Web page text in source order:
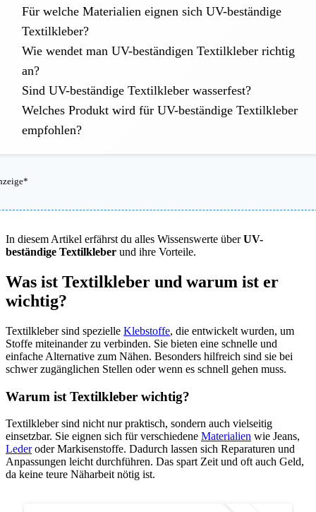
Für welche Materialien eignen sich UV-beständige
Textilkleber?
Wie wendet man UV-beständigen Textilkleber richtig
an?
Sind UV-beständige Textilkleber wasserfest?
Welches Produkt wird für UV-beständige Textilkleber
empfohlen?
In diesem Artikel erfährst du alles Wissenswerte überUV-
beständige Textilkleber und ihre Vorteile.
Was ist Textilkleber und warum ist er
wichtig?
Textilkleber sind spezielle Klebstoffe, die entwickelt wurden, um
Stoffe miteinander zu verbinden. Sie bieten eine schnelle und
einfache Alternative zum Nähen. Besonders hilfreich sind sie bei
schwer zugänglichen Stellen oder wenn es schnell gehen muss.
Warum ist Textilkleber wichtig?
Textilkleber sind nicht nur praktisch, sondern auch vielseitig
einsetzbar. Sie eignen sich für verschiedene Materialien wie Jeans,
Lederoder Markisenstoffe. Dadurch lassen sich Reparaturen und
Anpassungen leicht durchführen. Das spart Zeit und oft auch Geld,
da keine teure Näharbeit nötig ist.